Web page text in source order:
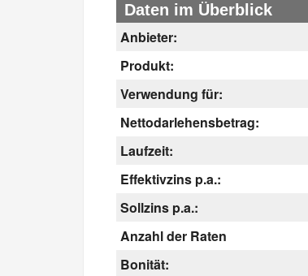
Daten im Überblick
Anbieter:
Produkt:
Verwendung für:
Nettodarlehensbetrag:
Laufzeit:
Effektivzins p.a.:
Sollzins p.a.:
Anzahl der Raten
Bonität: